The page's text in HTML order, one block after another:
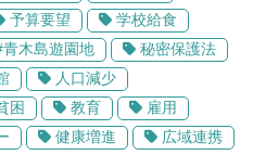
予算要望
学校給食
青木島遊園地
秘密保護法
人口減少
困 教育
雇用
健康増進
広域連携